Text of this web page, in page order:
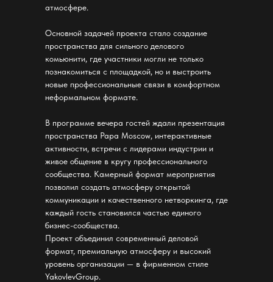
атмосфере.
Основной задачей проекта стало создание
пространства для сильного делового
комьюнити, где участники могли не только
познакомиться с площадкой, но и выстроить
новые профессиональные связи в комфортном
неформальном формате.
В программе вечера гостей ждали презентация
пространства Papa Moscow, интерактивные
активности, встречи с лидерами индустрии и
живое общение в кругу профессионального
сообщества. Камерный формат мероприятия
позволил создать атмосферу открытой
коммуникации и качественного нетворкинга, где
каждый гость становился частью единого
бизнес-сообщества.
Проект объединил современный деловой
формат, премиальную атмосферу и высокий
уровень организации — в фирменном стиле
YakovlevGroup.